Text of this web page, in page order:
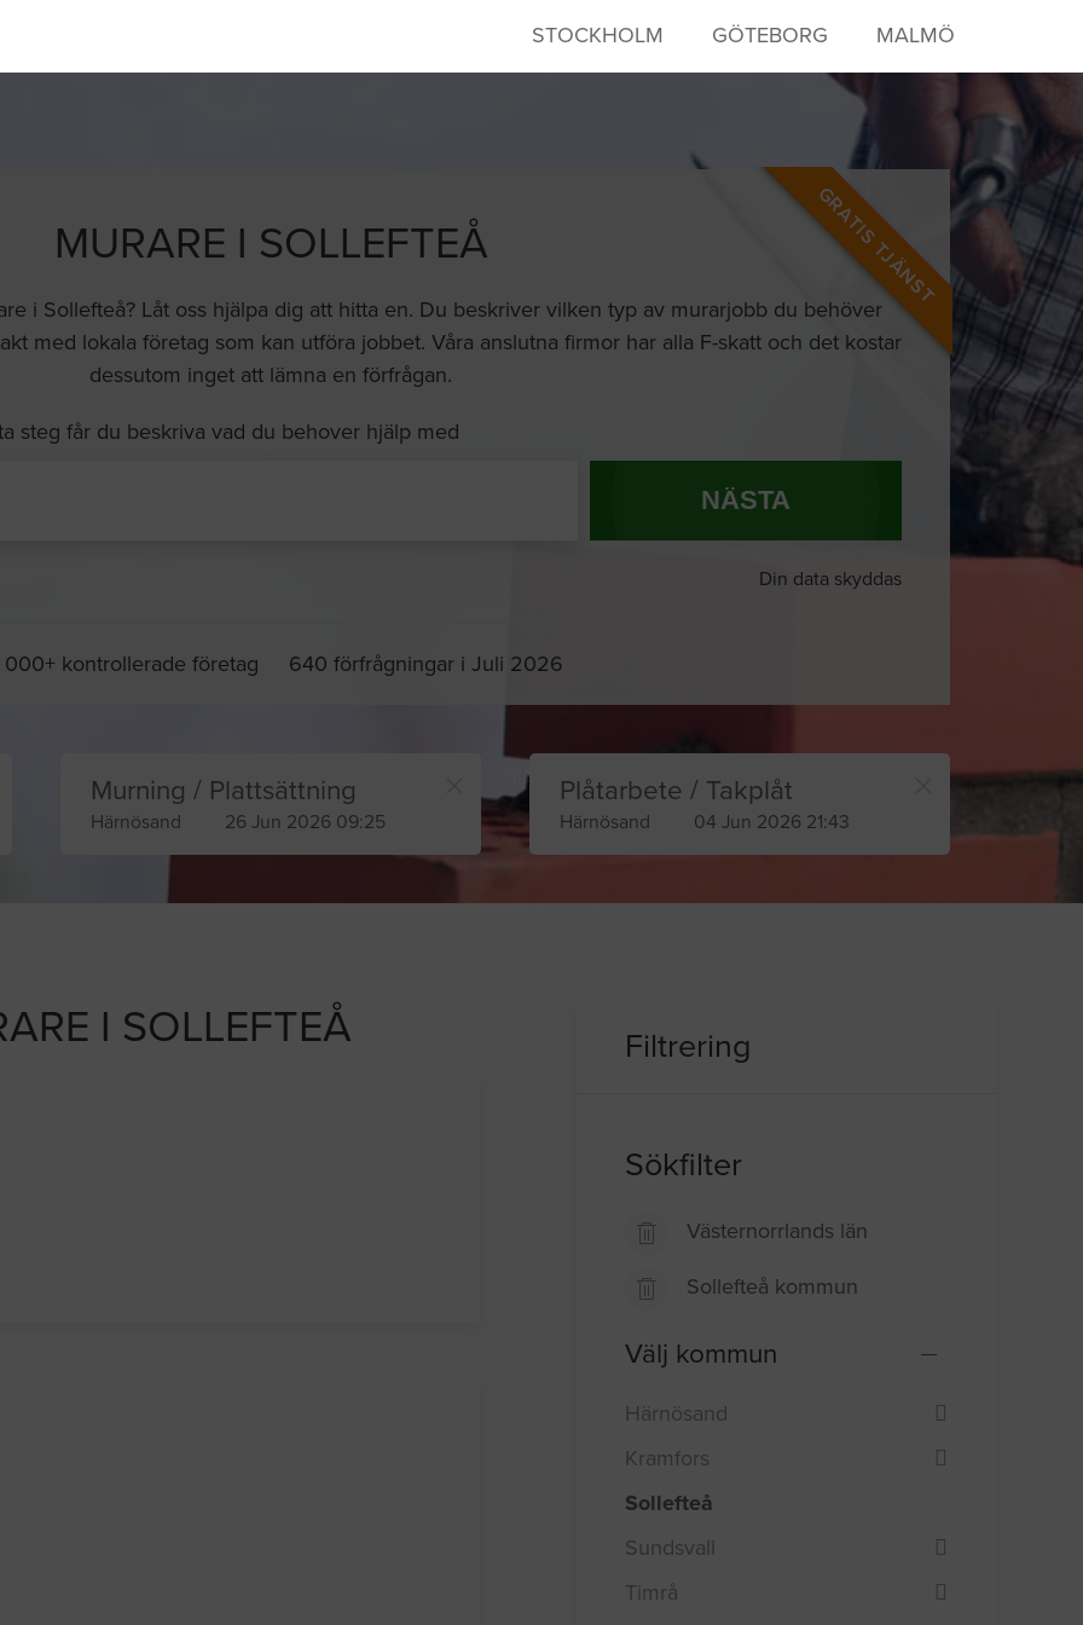
STOCKHOLM GÖTEBORG MALMÖ
GRATIS TJÄNST
MURARE I SOLLEFTEÅ
i Sollefteå? Låt oss hjälpa dig att hitta en. Du beskriver vilken typ av murarjobb du behöver
med lokala företag som kan utföra jobbet. Våra anslutna firmor har alla F-skatt och det kostar
dessutom inget att lämna en förfrågan.
steg får du beskriva vad du behover hjälp med
NÄSTA
Din data skyddas
000+ kontrollerade företag 640 förfrågningar i Juli 2026
Murning / Plattsättning
Härnösand 26 Jun 2026 09:25
Plåtarbete / Takplåt
Härnösand 04 Jun 2026 21:43
I SOLLEFTEÅ Filtrering
Sökfilter
Västernorrlands län
Sollefteå kommun
Välj kommun
Härnösand
Kramfors
Sollefteå
Sundsvall
Timrå